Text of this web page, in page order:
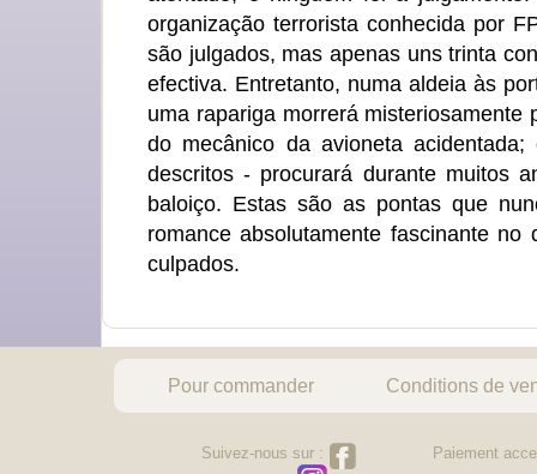
organização terrorista conhecida por
são julgados, mas apenas uns trinta
efectiva. Entretanto, numa aldeia às
uma rapariga morrerá
do mecânico da avioneta
descritos - procurará durante muitos
baloiço. Estas são as pontas que
romance absolutamente fascinante
culpados.
Pour commander Conditions de
Suivez-nous sur : Paiement